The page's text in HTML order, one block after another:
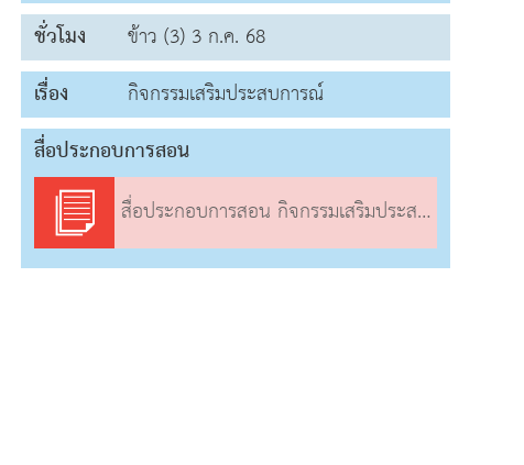
ชั่วโมง
ข้าว (3) 3 ก.ค. 68
เรื่อง
กิจกรรมเสริมประสบการณ์
สื่อประกอบการสอน
สื่อประกอบการสอน กิจกรรมเสริมประสบการณ์